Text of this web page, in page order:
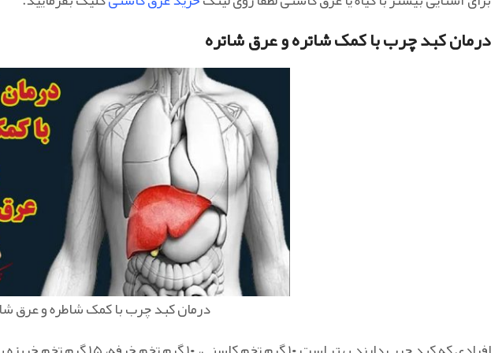
درمان کبد چرب با کمک شاتره و عرق شاتره
درمان کبد چرب با کمک شاطره و عرق